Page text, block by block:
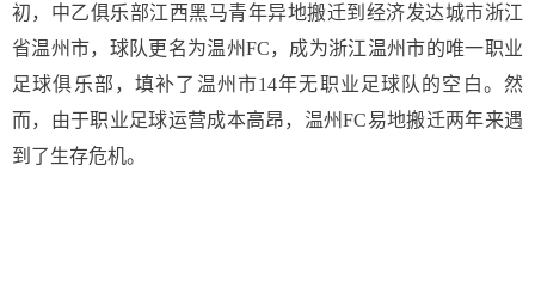
初，中乙俱乐部江西黑马青年异地搬迁到经济发达城市浙江
省温州市，球队更名为温州FC，成为浙江温州市的唯一职业
足球俱乐部，填补了温州市14年无职业足球队的空白。然
而，由于职业足球运营成本高昂，温州FC易地搬迁两年来遇
到了生存危机。